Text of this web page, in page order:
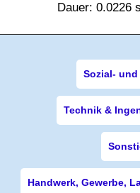
Dauer: 0.0226
Sozial-
Technik &
Handwerk, Gewerbe,